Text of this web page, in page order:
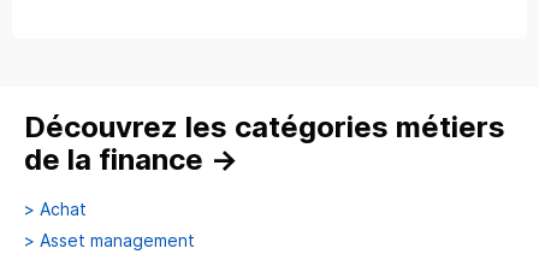
Découvrez les catégories métiers
de la finance →
> Achat
> Asset management